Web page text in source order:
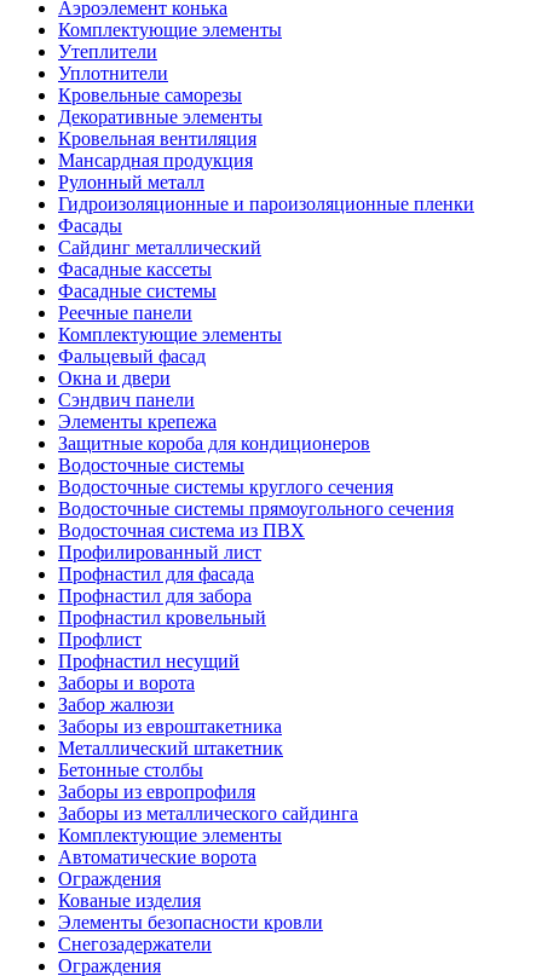
Аэроэлемент конька
Комплектующие элементы
Утеплители
Уплотнители
Кровельные саморезы
Декоративные элементы
Кровельная вентиляция
Мансардная продукция
Рулонный металл
Гидроизоляционные и пароизоляционные пленки
Фасады
Сайдинг металлический
Фасадные кассеты
Фасадные системы
Реечные панели
Комплектующие элементы
Фальцевый фасад
Окна и двери
Сэндвич панели
Элементы крепежа
Защитные короба для кондиционеров
Водосточные системы
Водосточные системы круглого сечения
Водосточные системы прямоугольного сечения
Водосточная система из ПВХ
Профилированный лист
Профнастил для фасада
Профнастил для забора
Профнастил кровельный
Профлист
Профнастил несущий
Заборы и ворота
Забор жалюзи
Заборы из евроштакетника
Металлический штакетник
Бетонные столбы
Заборы из европрофиля
Заборы из металлического сайдинга
Комплектующие элементы
Автоматические ворота
Ограждения
Кованые изделия
Элементы безопасности кровли
Снегозадержатели
Ограждения